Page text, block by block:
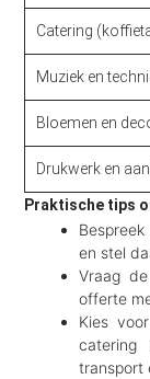
Catering
Muziek en
Bloemen en
Drukwerk en
Praktische tips
en stel
Vraag
offerte
Kies
catering
transport